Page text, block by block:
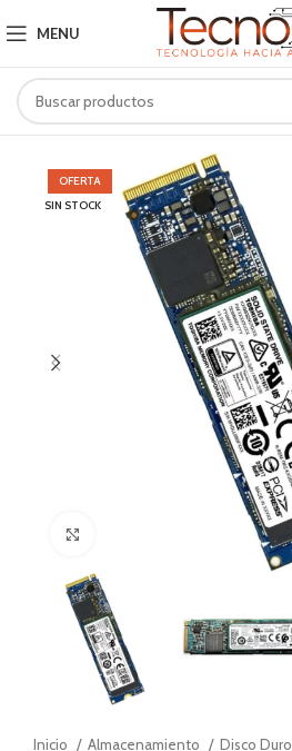
MENU
OFERTA
SIN STOCK
Inicio Almacenamiento
Disco Duro